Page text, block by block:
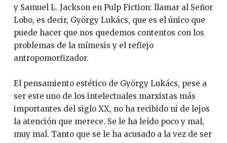
y Samuel L. Jackson en Pulp Fiction: llamar al Señor
Lobo, es decir, György Lukács, que es el único que
puede hacer que nos quedemos contentos con los
problemas de la mímesis y el reflejo
antropomorfizador.
El pensamiento estético de György Lukács, pese a
ser este uno de los intelectuales marxistas más
importantes del siglo XX, no ha recibido ni de lejos
la atención que merece. Se le ha leído poco y mal,
muy mal. Tanto que se le ha acusado a la vez de ser